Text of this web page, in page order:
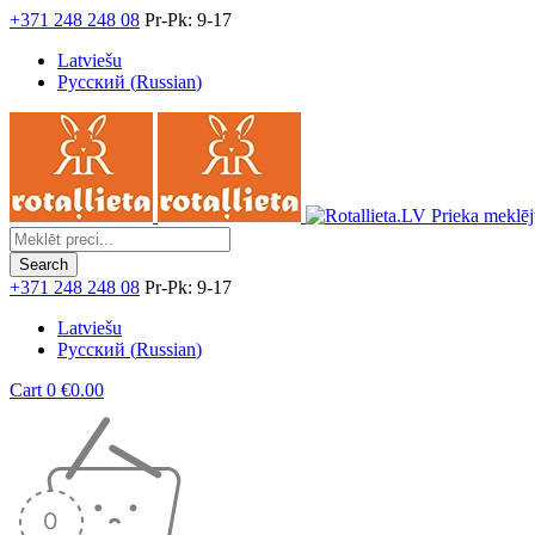
+371 248 248 08 Pr-Pk: 9-17
Latviešu
Русский (Russian)
Prieka
+371 248 248 08 Pr-Pk: 9-17
Latviešu
Русский (Russian)
Cart 0 €0.00